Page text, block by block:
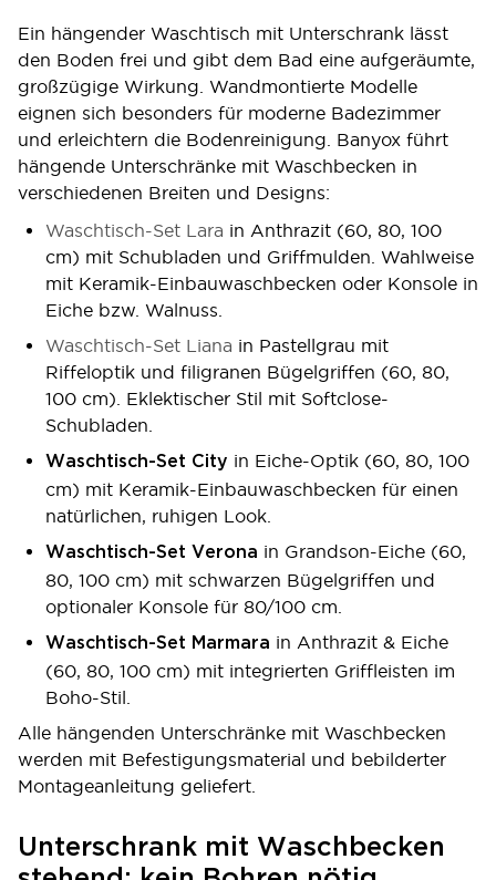
Ein hängender Waschtisch mit Unterschrank lässt
den Boden frei und gibt dem Bad eine aufgeräumte,
großzügige Wirkung. Wandmontierte Modelle
eignen sich besonders für moderne Badezimmer
und erleichtern die Bodenreinigung. Banyox führt
hängende Unterschränke mit Waschbecken in
verschiedenen Breiten und Designs:
Waschtisch-Set Lara in Anthrazit (60, 80, 100
cm) mit Schubladen und Griffmulden. Wahlweise
mit Keramik-Einbauwaschbecken oder Konsole in
Eiche bzw. Walnuss.
Waschtisch-Set Liana in Pastellgrau mit
Riffeloptik und filigranen Bügelgriffen (60, 80,
100 cm). Eklektischer Stil mit Softclose-
Schubladen.
Waschtisch-Set City in Eiche-Optik (60, 80, 100
cm) mit Keramik-Einbauwaschbecken für einen
natürlichen, ruhigen Look.
Waschtisch-Set Verona in Grandson-Eiche (60,
80, 100 cm) mit schwarzen Bügelgriffen und
optionaler Konsole für 80/100 cm.
Waschtisch-Set Marmara in Anthrazit & Eiche
(60, 80, 100 cm) mit integrierten Griffleisten im
Boho-Stil.
Alle hängenden Unterschränke mit Waschbecken
werden mit Befestigungsmaterial und bebilderter
Montageanleitung geliefert.
Unterschrank mit Waschbecken